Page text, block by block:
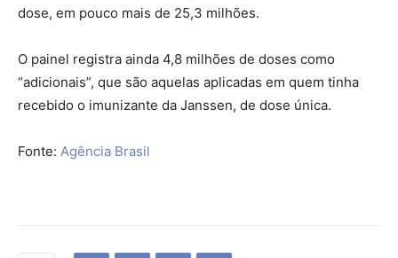
dose, em pouco mais de 25,3 milhões.
O painel registra ainda 4,8 milhões de doses como
“adicionais”, que são aquelas aplicadas em quem tinha
recebido o imunizante da Janssen, de dose única.
Fonte: Agência Brasil